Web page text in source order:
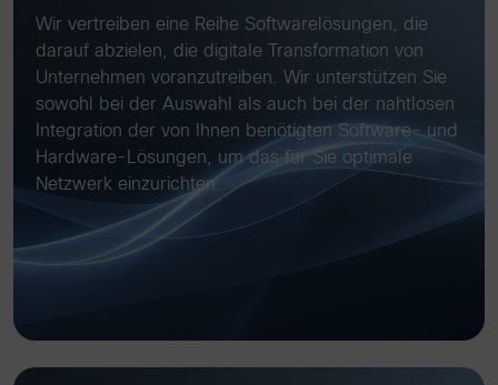
Wir vertreiben eine Reihe Softwarelösungen, die
darauf abzielen, die digitale Transformation von
Unternehmen voranzutreiben. Wir unterstützen Sie
sowohl bei der Auswahl als auch bei der nahtlosen
Integration der von Ihnen benötigten Software- und
Hardware-Lösungen, um das für Sie optimale
Netzwerk einzurichten.